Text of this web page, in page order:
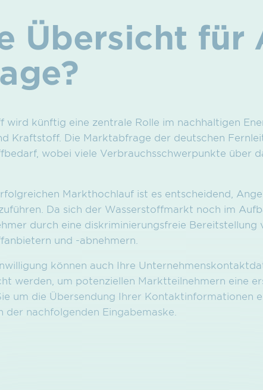
Übersicht für
wird künftig eine zentrale Rolle im nachhaltigen
Kraftstoff. Die Marktabfrage der deutschen
wobei viele Verbrauchsschwerpunkte über
Markthochlauf ist es entscheidend,
Da sich der Wasserstoffmarkt noch im
durch eine diskriminierungsfreie
und -abnehmern.
können auch Ihre
werden, um potenziellen Marktteilnehmern eine
um die Über­sendung Ihrer Kontakt­informationen
der nach­folgenden Eingabemaske.